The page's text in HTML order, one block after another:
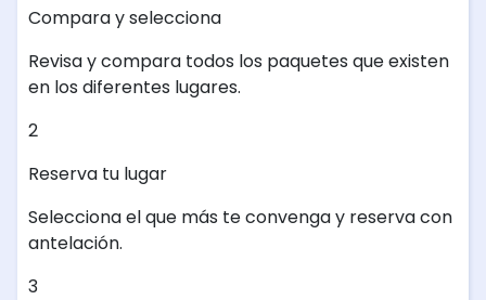
Compara y selecciona
Revisa y compara todos los paquetes que existen
en los diferentes lugares.
2
Reserva tu lugar
Selecciona el que más te convenga y reserva con
antelación.
3